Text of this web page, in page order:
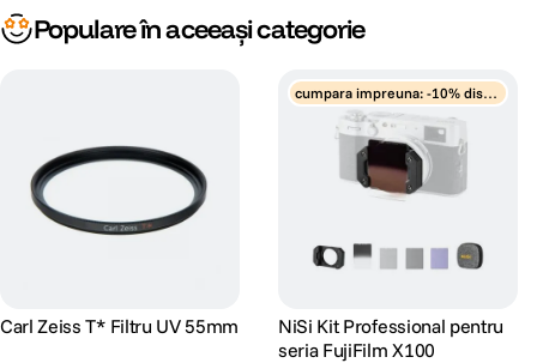
Populare în aceeași categorie
Carl Zeiss T* Filtru UV 55mm
cumpara impreuna: -10% disco
NiSi Kit Professional pentru
seria FujiFilm X100